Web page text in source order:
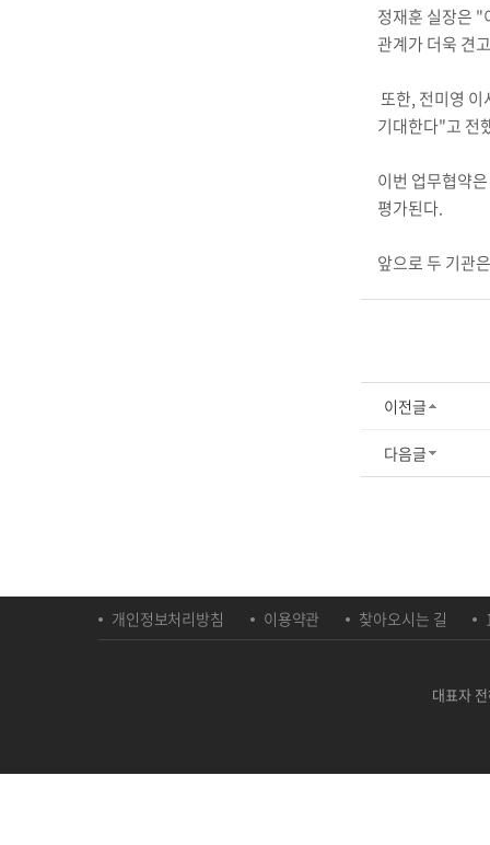
정재훈 실장은 "
관계가 더욱 견
또한, 전미영
기대한다"고 전
이번 업무협약
평가된다.
앞으로 두 기관
이전글
다음글
개인정보처리방침 이용약관 찾아오시는 길
대표자